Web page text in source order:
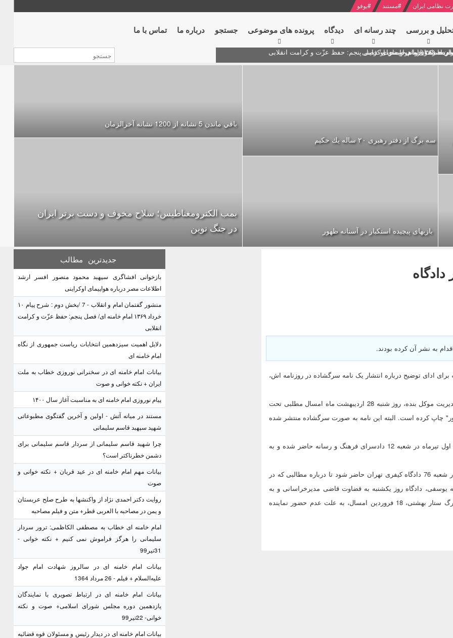
نظامی ایران #مستند #یوفو
و بررسی چند رسانه ای دیدگاه‌ پرونده های موضوعی جستجو درباره ما تماس با ما
درباره هواپیمای اوکراینی
خامنه ای
+ نکته خوانی و صوت
سه برگ از دفتر رهبرى ۲۰ ساله يك حكيم
بازیهای پیچیده استکبار در آستانه ظهور
باقي ماندن 5 نشانه از 1200 نشانه‌ آخرالزمان
بمب الکترومغناطیس؛ سلاح مخوف و دست برتر ایران
در جنگ نوین
به نشر آن کرده بودند.
ادای توضیح درباره انتشار یک نامه سرگشاده در روزنامه اش،
افشین یوسفی، وکیل تقوی فرد ضمن اعلام این خبر گفت: روزنامه تحت مدیریت موکل بنده، روز شنبه 28 اردیبهشت ماه امسال مطلبی تحت
چاپ کرده است. البته این نامه به صورت سرگشاده منتشر شده
وی افزود: در احضاریه ای که به ما رسیده است، موکل بنده باید روز شنبه اول تیرماه در شعبه 12 دادسرای فرهنگ و رسانه حاضر شده و به
وکیل تقوی فرد همچنین گفت: موکل بنده روز یکشنبه دوم تیرماه نیز باید در شعبه 76 دادگاه کیفری تهران حاضر شود تا درباره مطالبی که در
دادگاه روز یکشنبه به قضاوت قاضی مدیرخراسانی و به
صورت علنی ساعت 10 صبح برگزار می شود. جلسه قبلی دادگاه منتقد مرگ ستار بهشتی، 18 فروردین امسال، به علت عدم حضور نماینده
جدیدترین مطالب
بازخوانی افشاگری سپهبد محمود منصور افسر ارشد
اطلاعات مصر درباره هواپیمای اوکراینی
منشور گفتمان امام و انقلاب - 7 /بخش دوم : شرح پیام ۱۰
خرداد ۱۳۶۹ امام خامنه ای/ فصل پنجم: حفظ عزّت و کرامت
انقلابی
دلایل اهمیت سیزدهمین انتخابات ریاست جمهوری از نگاه
امام خامنه ای
بیانات امام خامنه ای در سخنرانی نوروزی خطاب به ملت
ایران + نکته خوانی و صوت
پیام نوروزی امام خامنه ای به مناسبت آغاز سال ۱۴۰۰
مستند در میانه آتش - اولین و آخرین گفتگوی مطبوعاتی
شهید سپهبد قاسم سلیمانی
چرا شهید قاسم سلیمانی از سردار قاسم سلیمانی برای
دشمن خطرناکتر است؟
بیانات مهم امام خامنه ای در عید قربان + نکته خوانی و
صوت
روایت دکتر احمدی نژاد از واکنشها به طرح صلح عربستان
و یمن در مصاحبه با العربی قطر+ متن و فیلم مصاحبه
امام خامنه ای خطاب به مصطفی الکاظمی: ترور سردار
سلیمانی را هرگز فراموش نمی کنیم + نکته خوانی -
31تیر99
بیانات امام خامنه ای در سالروز شهادت امام جواد
علیه‌السلام + فیلم - 26 مرداد 1364
بیانات امام خامنه ای در ارتباط تصویری با نمایندگان
یازدهمین دوره مجلس شورای اسلامی+ صوت و نکته
خوانی- 22تیر99
بیانات امام خامنه ای در دیدار رئیس و مسئولان قوه قضائیه